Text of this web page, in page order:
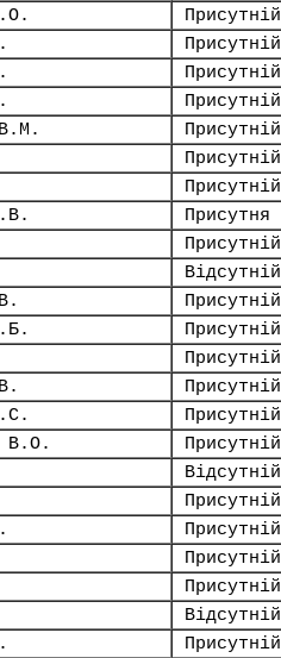
Присутній
Присутній
Присутній
Присутній
Присутній
Присутній
Присутній
Присутня
Присутній
Відсутній
Присутній
Присутній
Присутній
Присутній
Присутній
В.О.
Присутній
Відсутній
Присутній
Присутній
Присутній
Присутній
Відсутній
Присутній